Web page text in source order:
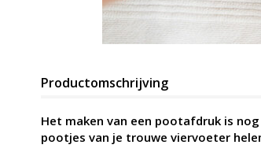
Productomschrijving
Het maken van een pootafdruk is
pootjes van je trouwe viervoeter